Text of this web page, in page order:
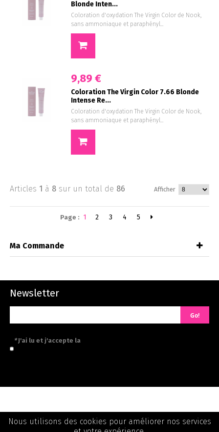
Nous utilisons des cookies pour améliorer nos services
Blonde Inten...
Coloration d'oxydation The Virgin Color de Nook,
sans ammoniaque et paraphényl...
9,89 €
Coloration The Virgin Color 7.66 Blonde
Intense Re...
Coloration d'oxydation The Virgin Color de Nook,
sans ammoniaque et paraphényl...
Articles 1 à 8sur un total de 86 Afficher
Page : 1 2 3 4 5
Ma Commande
Newsletter
Go!
*J'ai lu et j'accepte la
Informations